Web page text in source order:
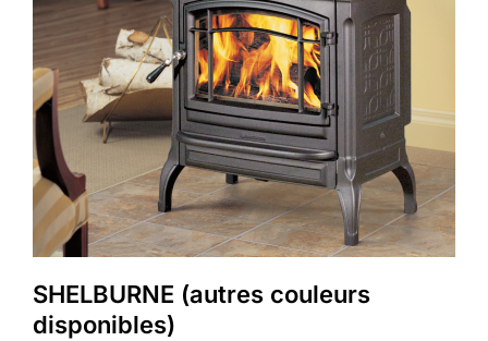
SHELBURNE (autres couleurs
disponibles)